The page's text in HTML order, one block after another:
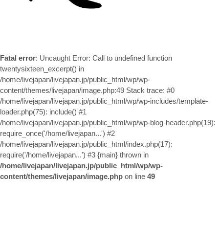
Fatal error: Uncaught Error: Call to undefined function
twentysixteen_excerpt() in
/home/livejapan/livejapan.jp/public_html/wp/wp-
content/themes/livejapan/image.php:49 Stack trace: #0
/home/livejapan/livejapan.jp/public_html/wp/wp-includes/template-
loader.php(75): include() #1
/home/livejapan/livejapan.jp/public_html/wp/wp-blog-header.php(19):
require_once('/home/livejapan...') #2
/home/livejapan/livejapan.jp/public_html/index.php(17):
require('/home/livejapan...') #3 {main} thrown in
/home/livejapan/livejapan.jp/public_html/wp/wp-
content/themes/livejapan/image.php on line 49